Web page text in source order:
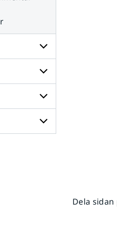
Undersidor
för
Radar
och
satellit
Undersidor
för
Väder
till
havs
Undersidor
för
Dela sidan